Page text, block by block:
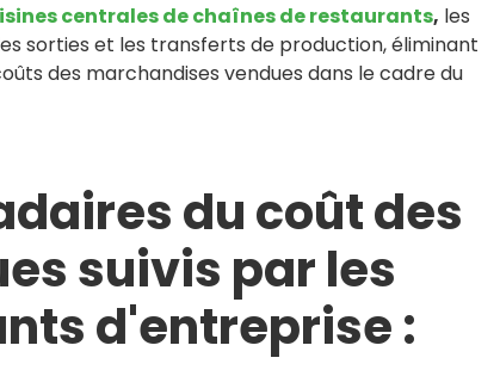
centrales de chaînes de restaurants, les
sorties et les transferts de production, éliminant
des marchandises vendues dans le cadre du
du coût des
suivis par les
d'entreprise :